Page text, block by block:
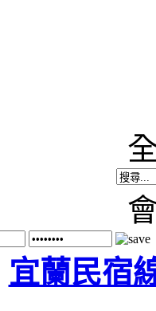
宜蘭民宿